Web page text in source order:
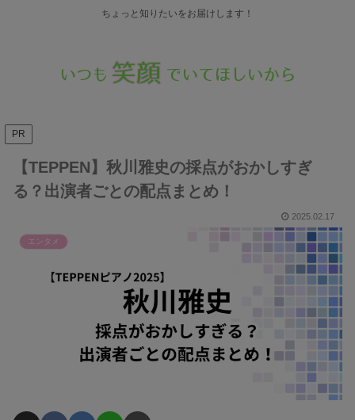
ちょっと知りたいをお届けします！
PR
【TEPPEN】秋川雅史の採点がおかしすぎ
る？出演者ごとの配点まとめ！
2025.02.17
エンタメ